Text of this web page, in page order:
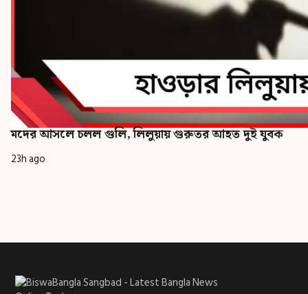
মদের আসলে চলল গুলি, লিলুয়ায় গুরুতর আহত দুই যুবক
23h ago